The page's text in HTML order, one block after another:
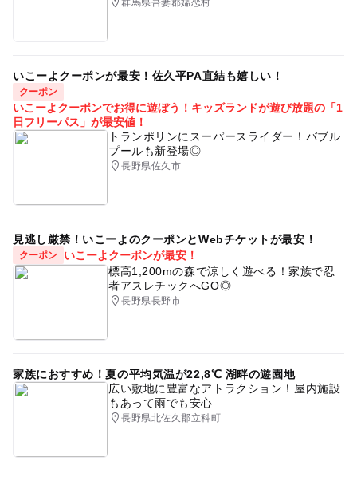
いこーよクーポンが最安！佐久平PA直結も嬉しい！
クーポン
いこーよクーポンでお得に遊ぼう！キッズランドが遊び放題の「1
日フリーパス」が最安値！
トランポリンにスーパースライダー！バブル
プールも新登場◎
長野県佐久市
見逃し厳禁！いこーよのクーポンとWebチケットが最安！
クーポン
いこーよクーポンが最安！
標高1,200mの森で涼しく遊べる！家族で忍
者アスレチックへGO◎
長野県長野市
家族におすすめ！夏の平均気温が22,8℃ 湖畔の遊園地
広い敷地に豊富なアトラクション！屋内施設
もあって雨でも安心
長野県北佐久郡立科町